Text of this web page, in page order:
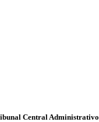
Central Administrativo